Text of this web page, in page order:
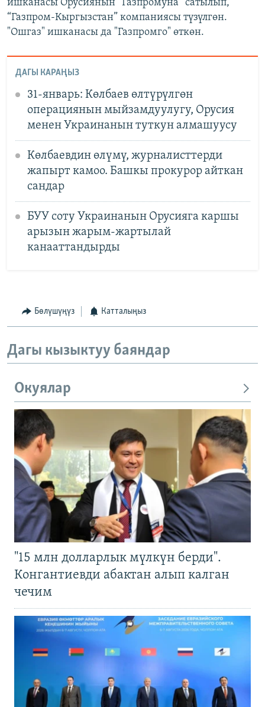
ишканасы Оруcиянын “Газпромуна” сатылып,
“Газпром-Кыргызстан” компаниясы түзүлгөн.
"Ошгаз" ишканасы да "Газпромго" өткөн.
ДАГЫ КАРАҢЫЗ
31-январь: Көлбаев өлтүрүлгөн
операциянын мыйзамдуулугу, Орусия
менен Украинанын туткун алмашуусу
Көлбаевдин өлүмү, журналисттерди
жапырт камоо. Башкы прокурор айткан
сандар
БУУ соту Украинанын Орусияга каршы
арызын жарым-жартылай
канааттандырды
Бөлүшүңүз Катталыңыз
Дагы кызыктуу баяндар
Окуялар
"15 млн долларлык мүлкүн берди".
Конгантиевди абактан алып калган
чечим